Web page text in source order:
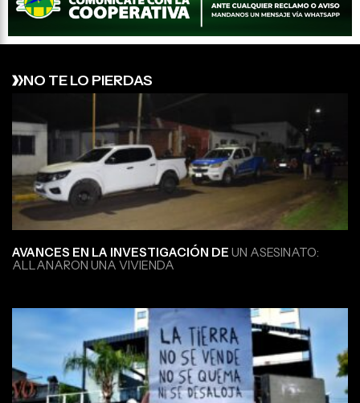
NO TE LO PIERDAS
AVANCES EN LA INVESTIGACIÓN DE UN ASESINATO:
ALLANARON UNA VIVIENDA